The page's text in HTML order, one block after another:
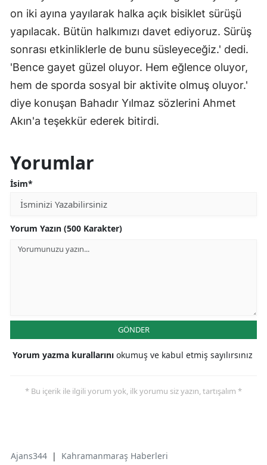
on iki ayına yayılarak halka açık bisiklet sürüşü
yapılacak. Bütün halkımızı davet ediyoruz. Sürüş
sonrası etkinliklerle de bunu süsleyeceğiz.' dedi.
'Bence gayet güzel oluyor. Hem eğlence oluyor,
hem de sporda sosyal bir aktivite olmuş oluyor.'
diye konuşan Bahadır Yılmaz sözlerini Ahmet
Akın'a teşekkür ederek bitirdi.
Yorumlar
İsim*
Yorum Yazın (500 Karakter)
GÖNDER
Yorum yazma kurallarını okumuş ve kabul etmiş sayılırsınız
* Bu içerik ile ilgili yorum yok, ilk yorumu siz yazın, tartışalım *
Ajans344 | Kahramanmaraş Haberleri